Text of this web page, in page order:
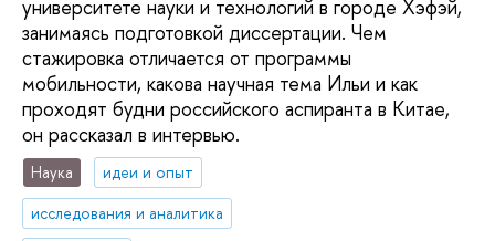
университете науки и технологий в городе Хэфэй,
занимаясь подготовкой диссертации. Чем
стажировка отличается от программы
мобильности, какова научная тема Ильи и как
проходят будни российского аспиранта в Китае,
он рассказал в интервью.
Наука
идеи и опыт
исследования и аналитика